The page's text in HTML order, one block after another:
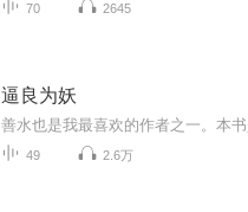
70 2645
逼良为妖
49 2.6万